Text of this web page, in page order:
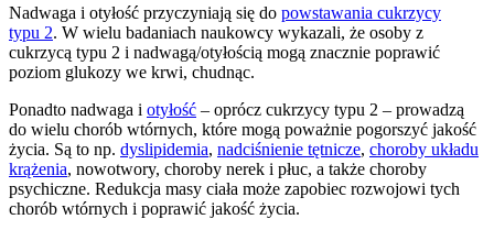
Nadwaga i otyłość przyczyniają się do powstawania cukrzycy
typu 2. W wielu badaniach naukowcy wykazali, że osoby z
cukrzycą typu 2 i nadwagą/otyłością mogą znacznie poprawić
poziom glukozy we krwi, chudnąc.
Ponadto nadwaga i otyłość – oprócz cukrzycy typu 2 – prowadzą
do wielu chorób wtórnych, które mogą poważnie pogorszyć jakość
życia. Są to np. dyslipidemia, nadciśnienie tętnicze, choroby układu
krążenia, nowotwory, choroby nerek i płuc, a także choroby
psychiczne. Redukcja masy ciała może zapobiec rozwojowi tych
chorób wtórnych i poprawić jakość życia.